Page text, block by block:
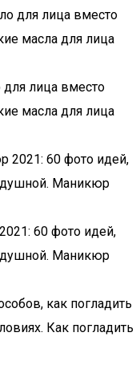
лица вместо
масла для лица
60 фото идей,
Маникюр